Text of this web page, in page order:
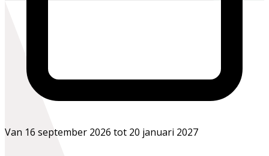
Van 16 september 2026 tot 20 januari 2027